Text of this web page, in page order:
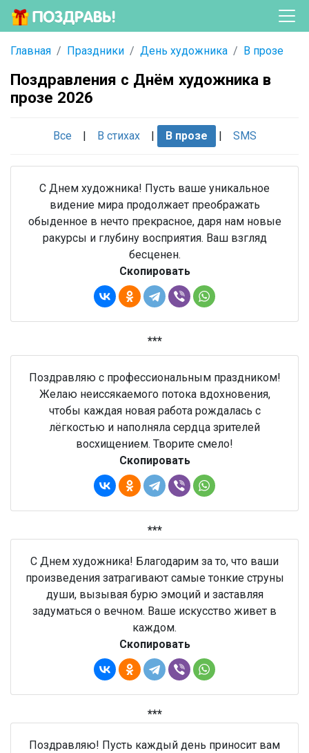
Главная Праздники День художника В прозе
Поздравления с Днём художника в
прозе 2026
Все В стихах В прозе SMS
С Днем художника! Пусть ваше уникальное
видение мира продолжает преображать
обыденное в нечто прекрасное, даря нам новые
ракурсы и глубину восприятия. Ваш взгляд
бесценен.
Скопировать
***
Поздравляю с профессиональным праздником!
Желаю неиссякаемого потока вдохновения,
чтобы каждая новая работа рождалась с
лёгкостью и наполняла сердца зрителей
восхищением. Творите смело!
Скопировать
***
С Днем художника! Благодарим за то, что ваши
произведения затрагивают самые тонкие струны
души, вызывая бурю эмоций и заставляя
задуматься о вечном. Ваше искусство живет в
каждом.
Скопировать
***
Поздравляю! Пусть каждый день приносит вам